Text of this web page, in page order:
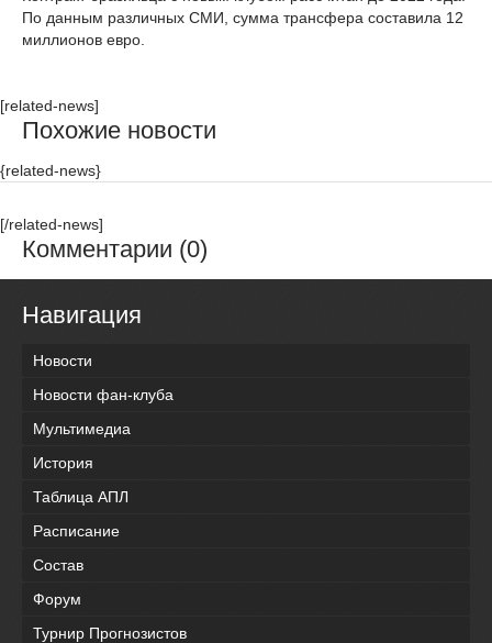
По данным различных СМИ, сумма трансфера составила 12
миллионов евро.
[related-news]
Похожие новости
{related-news}
[/related-news]
Комментарии (0)
Навигация
Новости
Новости фан-клуба
Мультимедиа
История
Таблица АПЛ
Расписание
Состав
Форум
Турнир Прогнозистов